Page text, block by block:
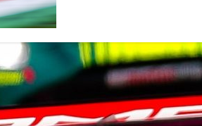
Final
de
sezon
|
LIVE